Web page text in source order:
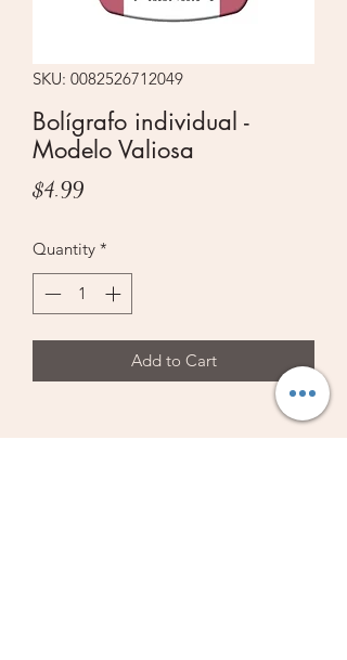
SKU: 0082526712049
Bolígrafo individual -
Modelo Valiosa
$4.99Price
Quantity *
Add to Cart